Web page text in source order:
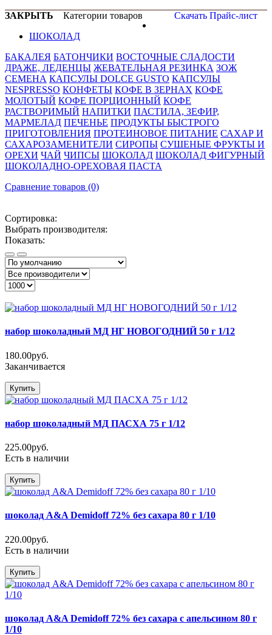
ЗАКРЫТЬ Категории товаров
Скачать Прайс-лист
ШОКОЛАД
БАКАЛЕЯ БАТОНЧИКИ ВОСТОЧНЫЕ СЛАДОСТИ
ДРАЖЕ, ЛЕДЕНЦЫ ЖЕВАТЕЛЬНАЯ РЕЗИНКА ЗОЖ
СЕМЕНА КАПСУЛЫ DOLCE GUSTO КАПСУЛЫ
NESPRESSO КОНФЕТЫ КОФЕ В ЗЕРНАХ КОФЕ
МОЛОТЫЙ КОФЕ ПОРЦИОННЫЙ КОФЕ
РАСТВОРИМЫЙ НАПИТКИ ПАСТИЛА, ЗЕФИР,
МАРМЕЛАД ПЕЧЕНЬЕ ПРОДУКТЫ БЫСТРОГО
ПРИГОТОВЛЕНИЯ ПРОТЕИНОВОЕ ПИТАНИЕ САХАР И
САХАРОЗАМЕНИТЕЛИ СИРОПЫ СУШЕНЫЕ ФРУКТЫ И
ОРЕХИ ЧАЙ ЧИПСЫ ШОКОЛАД ШОКОЛАД ФИГУРНЫЙ
ШОКОЛАДНО-ОРЕХОВАЯ ПАСТА
Сравнение товаров (0)
Сортировка:
Выбрать производителя:
Показать:
набор шоколадный МД НГ НОВОГОДНИЙ 50 г 1/12
180.00руб.
Заканчивается
Купить
набор шоколадный МД ПАСХА 75 г 1/12
225.00руб.
Есть в наличии
Купить
шоколад A&A Demidoff 72% без сахара 80 г 1/10
220.00руб.
Есть в наличии
Купить
шоколад A&A Demidoff 72% без сахара с апельсином 80 г
1/10